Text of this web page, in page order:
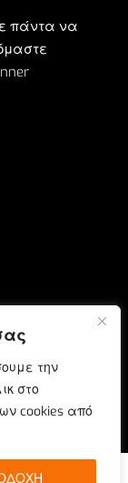
την
στο
cookies από
πάντα να